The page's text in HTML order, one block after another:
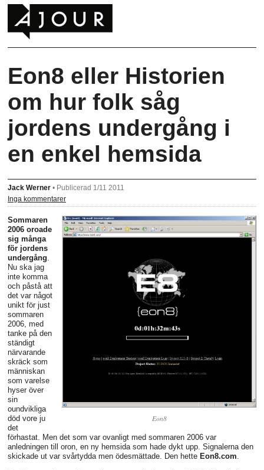
Eon8 eller Historien
om hur folk såg
jordens undergång i
en enkel hemsida
Jack Werner • Publicerad 1/11 2011
Inga kommentarer
Eon8
Sommaren
2006 oroade
sig många
för jordens
undergång.
Nu ska jag
inte komma
och påstå att
det var något
unikt för just
sommaren
2006, med
tanke på den
ständigt
närvarande
skräck som
människan
som varelse
hyser över
sin
oundvikliga
död vore ju
det
förhastat. Men det som var ovanligt med sommaren 2006 var
anledningen till oron, en ny hemsida som hade dykt upp. Signalerna den
skickade ut var svårtydda men ödesmättade. Den hette Eon8.com.